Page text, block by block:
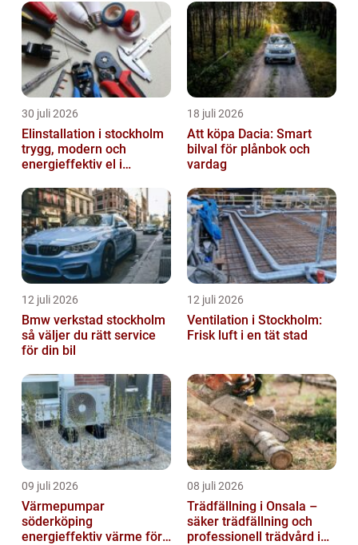
30 juli 2026
Elinstallation i stockholm
trygg, modern och
energieffektiv el i
18 juli 2026
Att köpa Dacia: Smart
bilval för plånbok och
vardag
12 juli 2026
Bmw verkstad stockholm
så väljer du rätt service
för din bil
12 juli 2026
Ventilation i Stockholm:
Frisk luft i en tät stad
09 juli 2026
Värmepumpar
söderköping
energieffektiv värme för
08 juli 2026
Trädfällning i Onsala –
säker trädfällning och
professionell trädvård i